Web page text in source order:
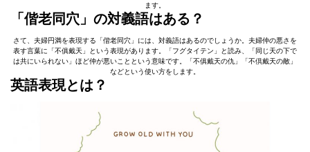
ます。
「偕老同穴」の対義語はある？
さて、夫婦円満を表現する「偕老同穴」には、対義語はあるのでしょうか。夫婦仲の悪さを
表す言葉に「不俱戴天」という表現があります。「フグタイテン」と読み、「同じ天の下で
は共にいられない」ほど仲が悪いことという意味です。「不俱戴天の仇」「不倶戴天の敵」
などという使い方をします。
英語表現とは？